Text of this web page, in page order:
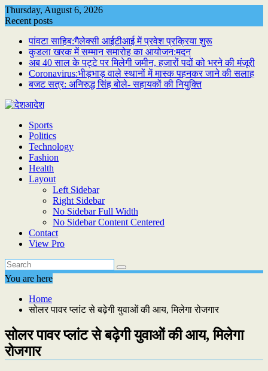
Skip
to
Thursday, August 6, 2026
Recent posts
पांवटा साहिब:गैलेक्सी आईटीआई में प्रवेश प्रक्रिया शुरू
कुडला खरक में सम्मान समारोह का आयोजन:मदन
अब 40 साल के पट्टे पर मिलेगी जमीन, हजारों पदों को भरने की मंजूरी
Coronavirus:भीड़भाड़ वाले स्थानों में मास्क पहनकर जाने की सलाह
बजट सत्र: अनिरुद्ध सिंह बोले- सहायकों की नियुक्ति
Sports
Politics
Technology
Fashion
Health
Layout
Left Sidebar
Right Sidebar
No Sidebar Full Width
No Sidebar Content Centered
Contact
View Pro
You are here
Home
सोलर पावर प्लांट से बढ़ेगी युवाओं की आय, मिलेगा रोजगार
सोलर पावर प्लांट से बढ़ेगी युवाओं की आय, मिलेगा
रोजगार